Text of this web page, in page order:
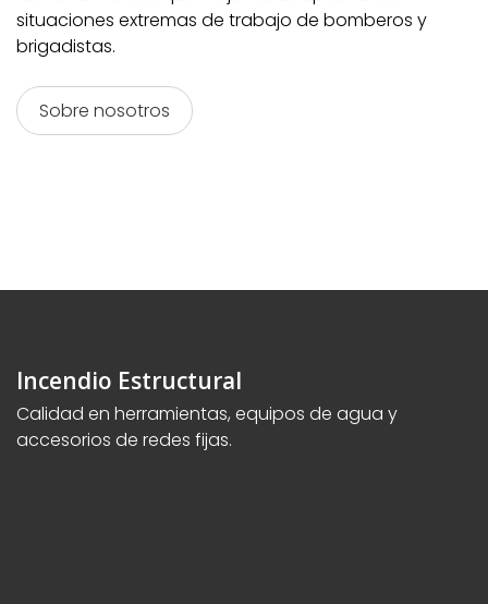
situaciones extremas de trabajo de bomberos y
brigadistas.
Sobre nosotros
Incendio Estructural
Calidad en herramientas, equipos de agua y
accesorios de redes fijas.